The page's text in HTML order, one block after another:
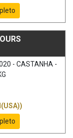
- CASTANHA -